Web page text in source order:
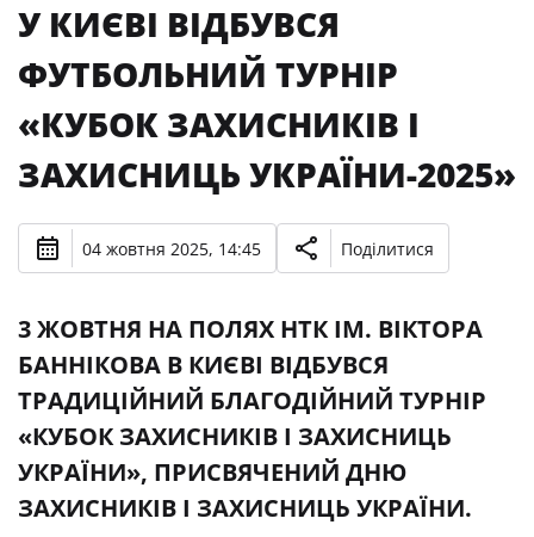
У КИЄВІ ВІДБУВСЯ
ФУТБОЛЬНИЙ ТУРНІР
«КУБОК ЗАХИСНИКІВ І
ЗАХИСНИЦЬ УКРАЇНИ-2025»
04 жовтня 2025, 14:45 Поділитися
3 ЖОВТНЯ НА ПОЛЯХ НТК ІМ. ВІКТОРА
БАННІКОВА В КИЄВІ ВІДБУВСЯ
ТРАДИЦІЙНИЙ БЛАГОДІЙНИЙ ТУРНІР
«КУБОК ЗАХИСНИКІВ І ЗАХИСНИЦЬ
УКРАЇНИ», ПРИСВЯЧЕНИЙ ДНЮ
ЗАХИСНИКІВ І ЗАХИСНИЦЬ УКРАЇНИ.